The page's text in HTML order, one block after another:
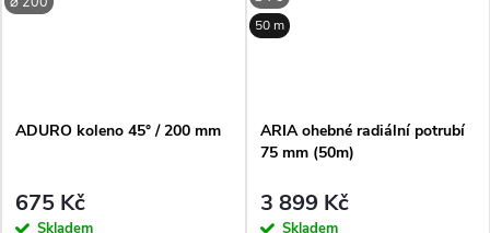
ADURO koleno 45° / 200 mm
675 Kč
Skladem
50 m
ARIA ohebné radiální potrubí
75 mm (50m)
3 899 Kč
Skladem